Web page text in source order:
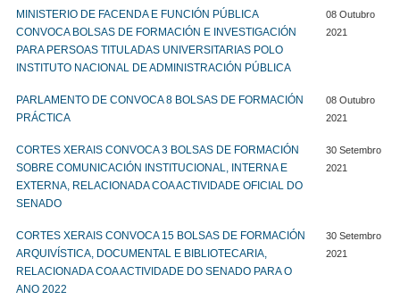
MINISTERIO DE FACENDA E FUNCIÓN PÚBLICA
CONVOCA BOLSAS DE FORMACIÓN E INVESTIGACIÓN
PARA PERSOAS TITULADAS UNIVERSITARIAS POLO
INSTITUTO NACIONAL DE ADMINISTRACIÓN PÚBLICA
08 Outubro
2021
PARLAMENTO DE CONVOCA 8 BOLSAS DE FORMACIÓN
PRÁCTICA
08 Outubro
2021
CORTES XERAIS CONVOCA 3 BOLSAS DE FORMACIÓN
SOBRE COMUNICACIÓN INSTITUCIONAL, INTERNA E
EXTERNA, RELACIONADA COA ACTIVIDADE OFICIAL DO
SENADO
30 Setembro
2021
CORTES XERAIS CONVOCA 15 BOLSAS DE FORMACIÓN
ARQUIVÍSTICA, DOCUMENTAL E BIBLIOTECARIA,
RELACIONADA COA ACTIVIDADE DO SENADO PARA O
ANO 2022
30 Setembro
2021